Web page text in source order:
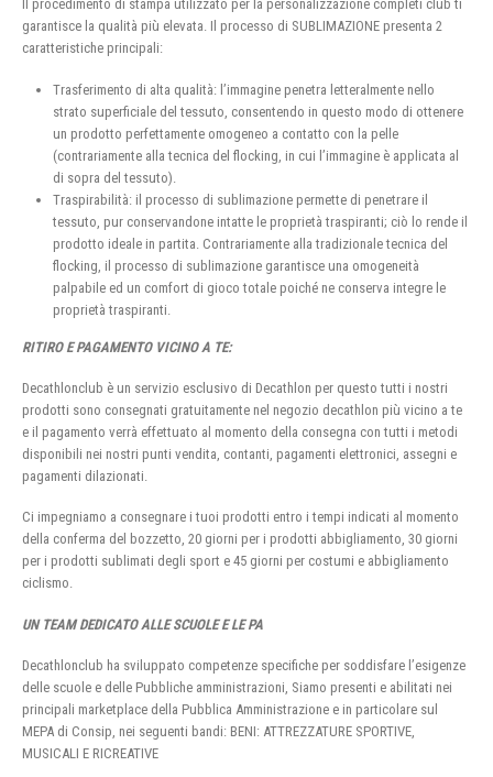
Il procedimento di stampa utilizzato per la personalizzazione completi club ti
garantisce la qualità più elevata. Il processo di SUBLIMAZIONE presenta 2
caratteristiche principali:
Trasferimento di alta qualità: l’immagine penetra letteralmente nello
strato superficiale del tessuto, consentendo in questo modo di ottenere
un prodotto perfettamente omogeneo a contatto con la pelle
(contrariamente alla tecnica del flocking, in cui l’immagine è applicata al
di sopra del tessuto).
Traspirabilità: il processo di sublimazione permette di penetrare il
tessuto, pur conservandone intatte le proprietà traspiranti; ciò lo rende il
prodotto ideale in partita. Contrariamente alla tradizionale tecnica del
flocking, il processo di sublimazione garantisce una omogeneità
palpabile ed un comfort di gioco totale poiché ne conserva integre le
proprietà traspiranti.
RITIRO E PAGAMENTO VICINO A TE:
Decathlonclub è un servizio esclusivo di Decathlon per questo tutti i nostri
prodotti sono consegnati gratuitamente nel negozio decathlon più vicino a te
e il pagamento verrà effettuato al momento della consegna con tutti i metodi
disponibili nei nostri punti vendita, contanti, pagamenti elettronici, assegni e
pagamenti dilazionati.
Ci impegniamo a consegnare i tuoi prodotti entro i tempi indicati al momento
della conferma del bozzetto, 20 giorni per i prodotti abbigliamento, 30 giorni
per i prodotti sublimati degli sport e 45 giorni per costumi e abbigliamento
ciclismo.
UN TEAM DEDICATO ALLE SCUOLE E LE PA
Decathlonclub ha sviluppato competenze specifiche per soddisfare l’esigenze
delle scuole e delle Pubbliche amministrazioni, Siamo presenti e abilitati nei
principali marketplace della Pubblica Amministrazione e in particolare sul
MEPA di Consip, nei seguenti bandi: BENI: ATTREZZATURE SPORTIVE,
MUSICALI E RICREATIVE